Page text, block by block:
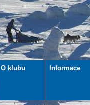
O klubu Informace